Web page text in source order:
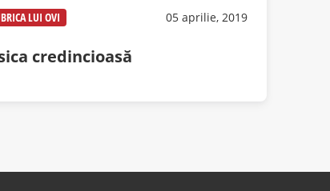
LUI OVI 05 aprilie, 2019
credincioasă